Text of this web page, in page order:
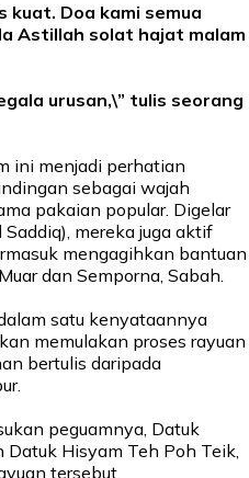
kuat. Doa kami semua
Astillah solat hajat malam
urusan,\” tulis seorang
ini menjadi perhatian
sebagai wajah
pakaian popular. Digelar
mereka juga aktif
mengagihkan bantuan
dan Semporna, Sabah.
satu kenyataannya
memulakan proses rayuan
bertulis daripada
peguamnya, Datuk
Datuk Hisyam Teh Poh Teik,
tersebut.